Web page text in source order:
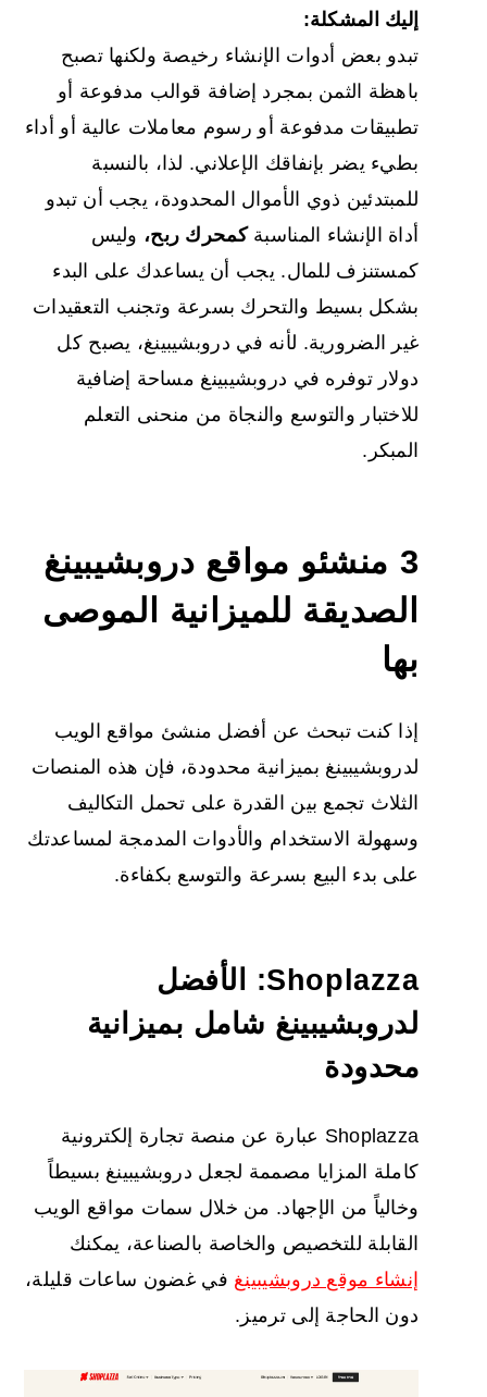
إليك المشكلة:
تبدو بعض أدوات الإنشاء رخيصة ولكنها تصبح
باهظة الثمن بمجرد إضافة قوالب مدفوعة أو
تطبيقات مدفوعة أو رسوم معاملات عالية أو أداء
بطيء يضر بإنفاقك الإعلاني. لذا، بالنسبة
للمبتدئين ذوي الأموال المحدودة، يجب أن تبدو
أداة الإنشاء المناسبةكمحرك ربح، وليس
كمستنزف للمال. يجب أن يساعدك على البدء
بشكل بسيط والتحرك بسرعة وتجنب التعقيدات
غير الضرورية. لأنه في دروبشيبينغ، يصبح كل
دولار توفره في دروبشيبينغ مساحة إضافية
للاختبار والتوسع والنجاة من منحنى التعلم
المبكر.
3 منشئو مواقع دروبشيبينغ
الصديقة للميزانية الموصى
بها
إذا كنت تبحث عن أفضل منشئ مواقع الويب
لدروبشيبينغ بميزانية محدودة، فإن هذه المنصات
الثلاث تجمع بين القدرة على تحمل التكاليف
وسهولة الاستخدام والأدوات المدمجة لمساعدتك
على بدء البيع بسرعة والتوسع بكفاءة.
Shoplazza: الأفضل
لدروبشيبينغ شامل بميزانية
محدودة
Shoplazza عبارة عن منصة تجارة إلكترونية
كاملة المزايا مصممة لجعل دروبشيبينغ بسيطاً
وخالياً من الإجهاد. من خلال سمات مواقع الويب
القابلة للتخصيص والخاصة بالصناعة، يمكنك
إنشاء موقع دروبشيبينغ في غضون ساعات قليلة،
دون الحاجة إلى ترميز.